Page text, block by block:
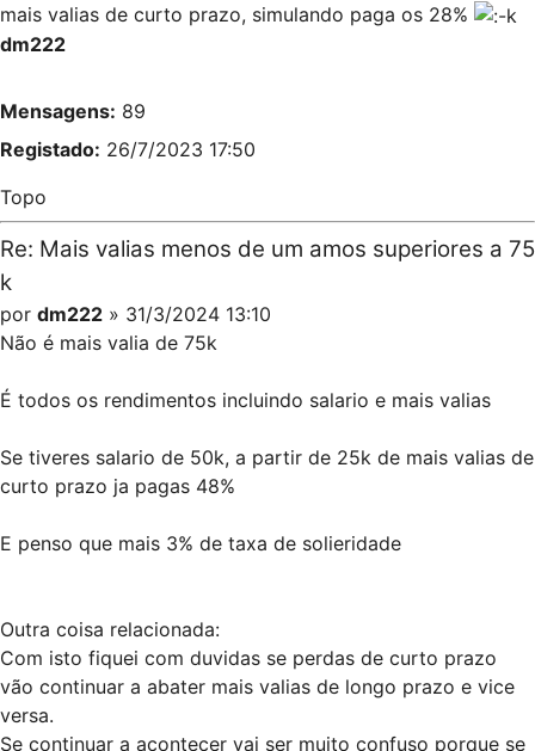
mais valias de curto prazo, simulando paga os 28%
dm222
Mensagens: 89
Registado: 26/7/2023 17:50
Topo
Re: Mais valias menos de um amos superiores a 75
k
por dm222 » 31/3/2024 13:10
Não é mais valia de 75k
É todos os rendimentos incluindo salario e mais valias
Se tiveres salario de 50k, a partir de 25k de mais valias de
curto prazo ja pagas 48%
E penso que mais 3% de taxa de solieridade
Outra coisa relacionada:
Com isto fiquei com duvidas se perdas de curto prazo
vão continuar a abater mais valias de longo prazo e vice
versa.
Se continuar a acontecer vai ser muito confuso porque se